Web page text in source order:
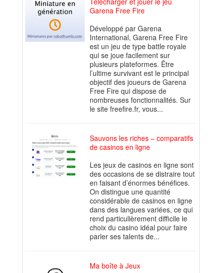
Garena Free Fire
Développé par Garena
International, Garena Free Fire
est un jeu de type battle royale
qui se joue facilement sur
plusieurs plateformes. Être
l’ultime survivant est le principal
objectif des joueurs de Garena
Free Fire qui dispose de
nombreuses fonctionnalités. Sur
le site freefire.fr, vous...
Sauvons les riches – comparatifs
de casinos en ligne
Les jeux de casinos en ligne sont
des occasions de se distraire tout
en faisant d’énormes bénéfices.
On distingue une quantité
considérable de casinos en ligne
dans des langues variées, ce qui
rend particulièrement difficile le
choix du casino idéal pour faire
parler ses talents de...
Ma boîte à Jeux